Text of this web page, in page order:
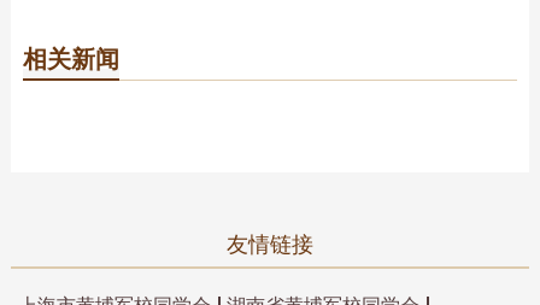
相关新闻
友情链接